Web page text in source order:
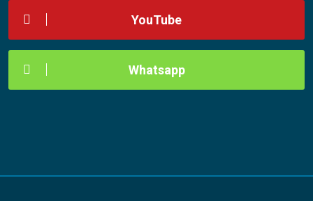
YouTube
Whatsapp